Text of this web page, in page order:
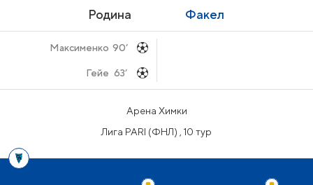
Родина Факел
90’
Максименко
63’
Гейе
Арена Химки
Лига PARI (ФНЛ) , 10 тур